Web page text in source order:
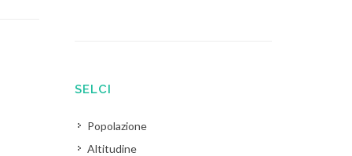
SELCI
Popolazione
Altitudine